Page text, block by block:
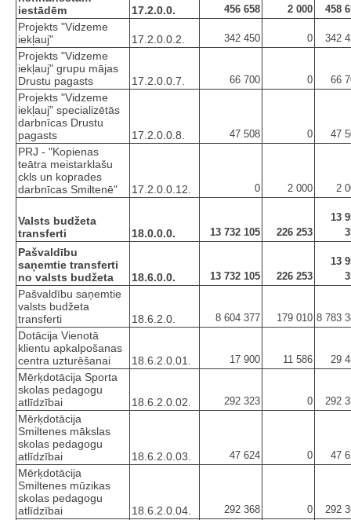
iestādēm
17.2.0.0. 456 658 2 000 458
Projekts "Vidzeme
iekļauj"
17.2.0.0.2. 342 450 0 342
Projekts "Vidzeme
iekļauj" grupu mājas
Drustu pagasts
17.2.0.0.7. 66 700 0 66
Projekts "Vidzeme
iekļauj" specializētās
darbnīcas Drustu
pagasts
17.2.0.0.8. 47 508 0 47
PRJ - "Kopienas
teātra meistarklašu
ckls un koprades
darbnīcas Smiltenē"
17.2.0.0.12. 0 2 000 2
Valsts budžeta
transferti
18.0.0.0. 13 732 105 226 253
13
Pašvaldību
saņemtie transferti
no valsts budžeta
18.6.0.0. 13 732 105 226 253
13
Pašvaldību saņemtie
valsts budžeta
transferti
18.6.2.0. 8 604 377 179 010 8 783
Dotācija Vienotā
klientu apkalpošanas
centra uzturēšanai
18.6.2.0.01. 17 900 11 586 29
Mērķdotācija Sporta
skolas pedagogu
atlīdzībai
18.6.2.0.02. 292 323 0 292
Mērķdotācija
Smiltenes mākslas
skolas pedagogu
atlīdzībai
18.6.2.0.03. 47 624 0 47
Mērķdotācija
Smiltenes mūzikas
skolas pedagogu
atlīdzībai
18.6.2.0.04. 292 368 0 292